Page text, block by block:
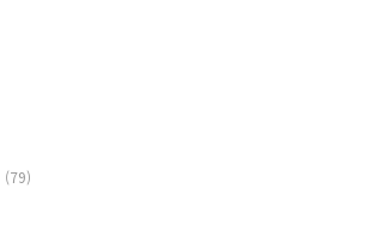
(79)